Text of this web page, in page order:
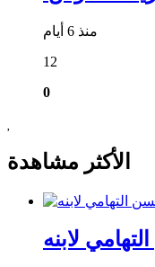
منذ 6 أيام
12
0
الأكثر مشاهدة